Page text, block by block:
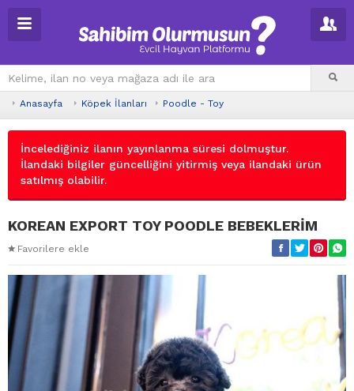
Anasayfa Köpek İlanları Poodle - Toy
İncelediğiniz ilanın yayınlanma süresi dolmuştur.
İlandaki bilgiler güncelliğini yitirmiş veya ilandaki ürün
satılmış olabilir.
KOREAN EXPORT TOY POODLE BEBEKLERİM
Favorilere ekle